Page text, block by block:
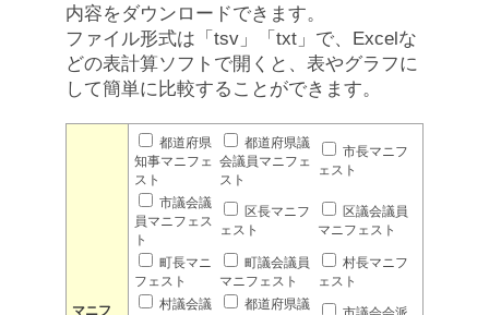
内容をダウンロードできます。
ファイル形式は「tsv」「txt」で、Excelな
どの表計算ソフトで開くと、表やグラフに
して簡単に比較することができます。
マニフ
都道府県
知事マニフェ
スト
都道府県議
会議員マニフェ
スト
市長マニフ
ェスト
市議会議
員マニフェス
ト
区長マニフ
ェスト
区議会議員
マニフェスト
町長マニ
フェスト
町議会議員
マニフェスト
村長マニフ
ェスト
村議会議
都道府県議